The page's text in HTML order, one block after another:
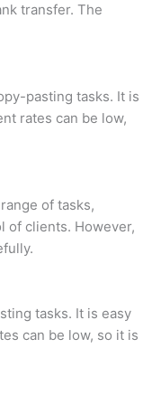
transfer. The
pasting tasks. It is
rates can be low,
of tasks,
of clients. However,
tasks. It is easy
can be low, so it is